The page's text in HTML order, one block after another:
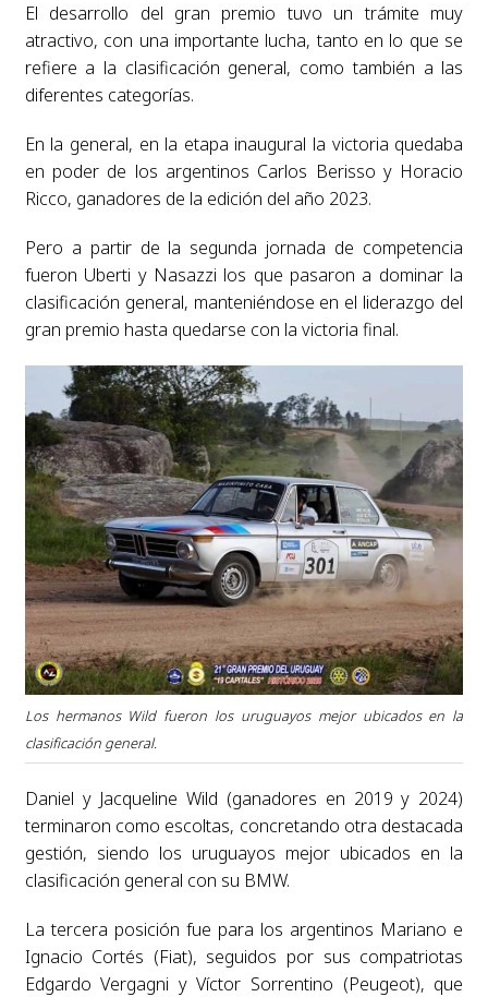
El desarrollo del gran premio tuvo un trámite muy
atractivo, con una importante lucha, tanto en lo que se
refiere a la clasificación general, como también a las
diferentes categorías.
En la general, en la etapa inaugural la victoria quedaba
en poder de los argentinos Carlos Berisso y Horacio
Ricco, ganadores de la edición del año 2023.
Pero a partir de la segunda jornada de competencia
fueron Uberti y Nasazzi los que pasaron a dominar la
clasificación general, manteniéndose en el liderazgo del
gran premio hasta quedarse con la victoria final.
Los hermanos Wild fueron los uruguayos mejor ubicados en la
clasificación general.
Daniel y Jacqueline Wild (ganadores en 2019 y 2024)
terminaron como escoltas, concretando otra destacada
gestión, siendo los uruguayos mejor ubicados en la
clasificación general con su BMW.
La tercera posición fue para los argentinos Mariano e
Ignacio Cortés (Fiat), seguidos por sus compatriotas
Edgardo Vergagni y Víctor Sorrentino (Peugeot), que